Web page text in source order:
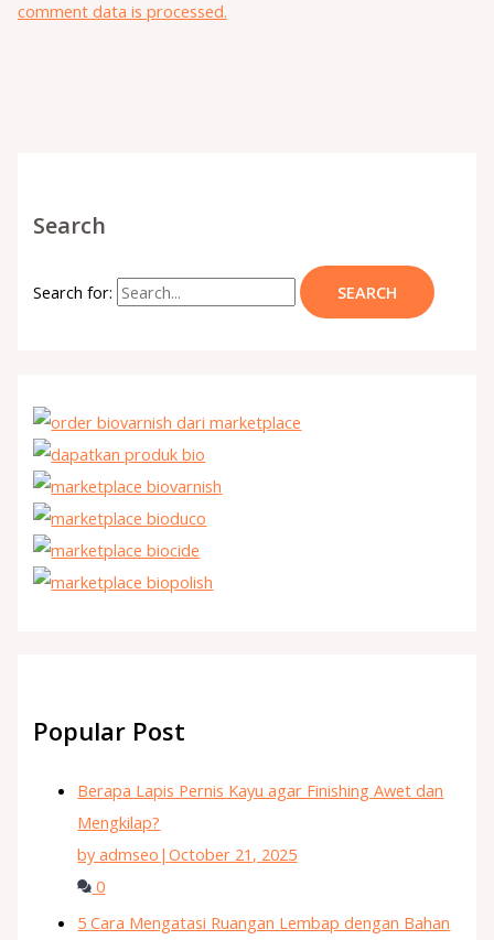
comment data is processed.
Search
Search for:
Popular Post
Berapa Lapis Pernis Kayu agar Finishing Awet dan
Mengkilap?
by admseo |October 21, 2025
0
5 Cara Mengatasi Ruangan Lembap dengan Bahan